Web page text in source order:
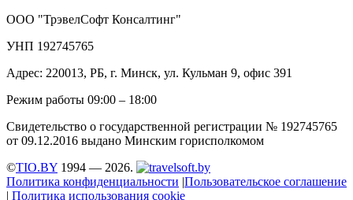
ООО "ТрэвелСофт Консалтинг"
УНП 192745765
Адрес: 220013, РБ, г. Минск, ул. Кульман 9, офис 391
Режим работы 09:00 – 18:00
Свидетельство о государственной регистрации № 192745765
от 09.12.2016 выдано Минским горисполкомом
©TIO.BY 1994 — 2026.
Политика конфиденциальности |Пользовательское соглашение
| Политика использования cookie